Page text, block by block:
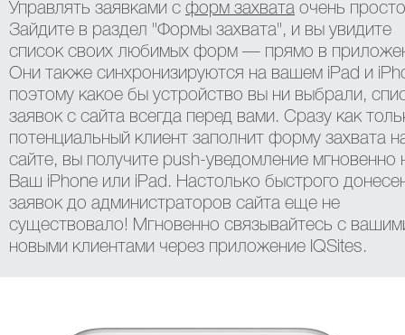
Управлять заявками с форм захвата очень
Зайдите в раздел "Формы захвата", и вы увидите
список своих любимых форм — прямо в
Они также синхронизируются на вашем iPad и
поэтому какое бы устройство вы ни выбрали,
заявок с сайта всегда перед вами. Сразу как
потенциальный клиент заполнит форму захвата
сайте, вы получите push-уведомление мгновенно
Ваш iPhone или iPad. Настолько быстрого
заявок до администраторов сайта еще не
существовало! Мгновенно связывайтесь с
новыми клиентами через приложение IQSites.